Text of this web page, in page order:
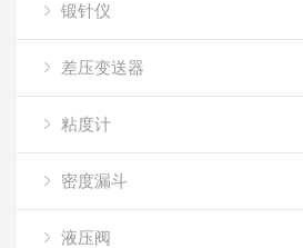
锻针仪
差压变送器
粘度计
密度漏斗
液压阀